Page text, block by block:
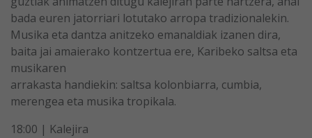
bada euren jatorriari lotutako arropa tradizionalekin.
Musika eta dantza anitzeko emanaldiak izanen dira,
baita jai amaierako kontzertua ere, Karibeko saltsa eta
musikaren
arrakasta handiekin: saltsa kolonbiarra, cumbia,
merengea eta musika tropikala.
18:00 | Kalejira